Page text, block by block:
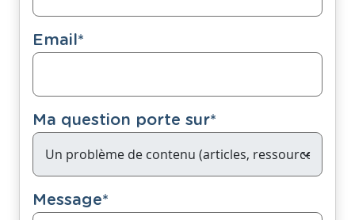
Email*
Ma question porte sur*
Message*